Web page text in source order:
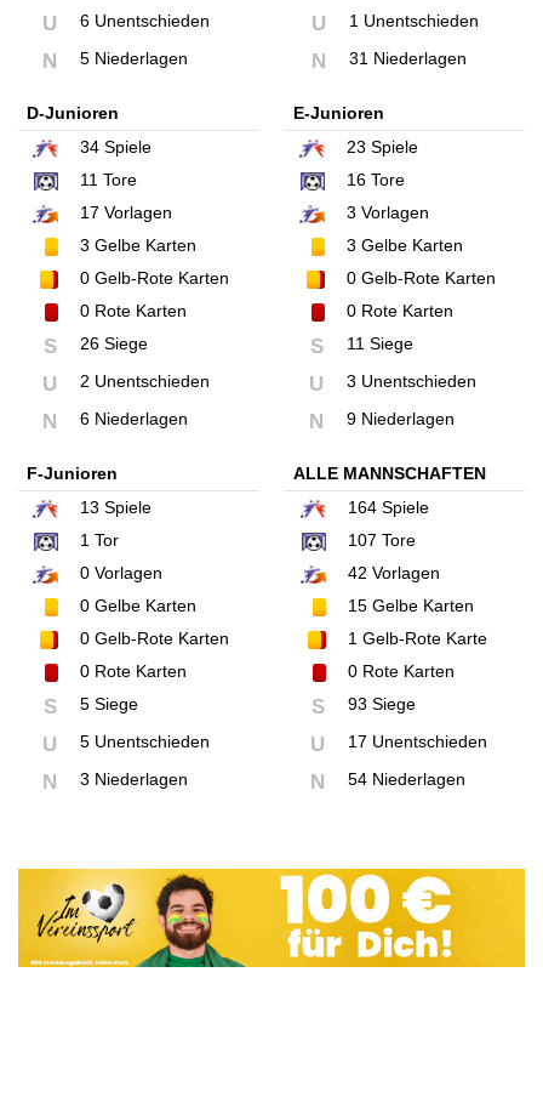
U 6 Unentschieden
N 5 Niederlagen
U 1 Unentschieden
N 31 Niederlagen
D-Junioren
34 Spiele
11 Tore
17 Vorlagen
3 Gelbe Karten
0 Gelb-Rote Karten
0 Rote Karten
S 26 Siege
U 2 Unentschieden
N 6 Niederlagen
E-Junioren
23 Spiele
16Tore
3 Vorlagen
3 Gelbe Karten
0Gelb-Rote Karten
0Rote Karten
S 11 Siege
U 3 Unentschieden
N 9 Niederlagen
F-Junioren
13 Spiele
1 Tor
0 Vorlagen
0 Gelbe Karten
0 Gelb-Rote Karten
0 Rote Karten
S 5 Siege
U 5 Unentschieden
N 3 Niederlagen
ALLE MANNSCHAFTEN
164Spiele
107 Tore
42 Vorlagen
15Gelbe Karten
1Gelb-Rote Karte
0Rote Karten
S 93 Siege
U 17 Unentschieden
N 54 Niederlagen